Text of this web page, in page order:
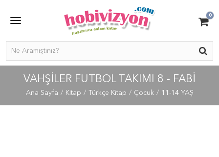
0
VAHŞILER FUTBOL TAKIMI 8 - FABI
Ana Sayfa Kitap Türkçe Kitap Çocuk 11-14 YAŞ